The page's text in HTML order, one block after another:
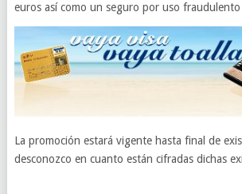
euros así como un seguro por uso
La promoción estará vigente hasta final de
desconozco en cuanto están cifradas dichas